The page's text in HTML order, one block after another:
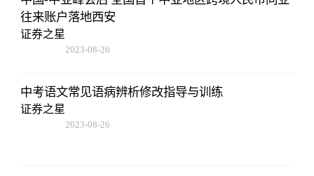
往来账户落地西安
证券之星
2023-08-26
中考语文常见语病辨析修改指导与训练
证券之星
2023-08-26